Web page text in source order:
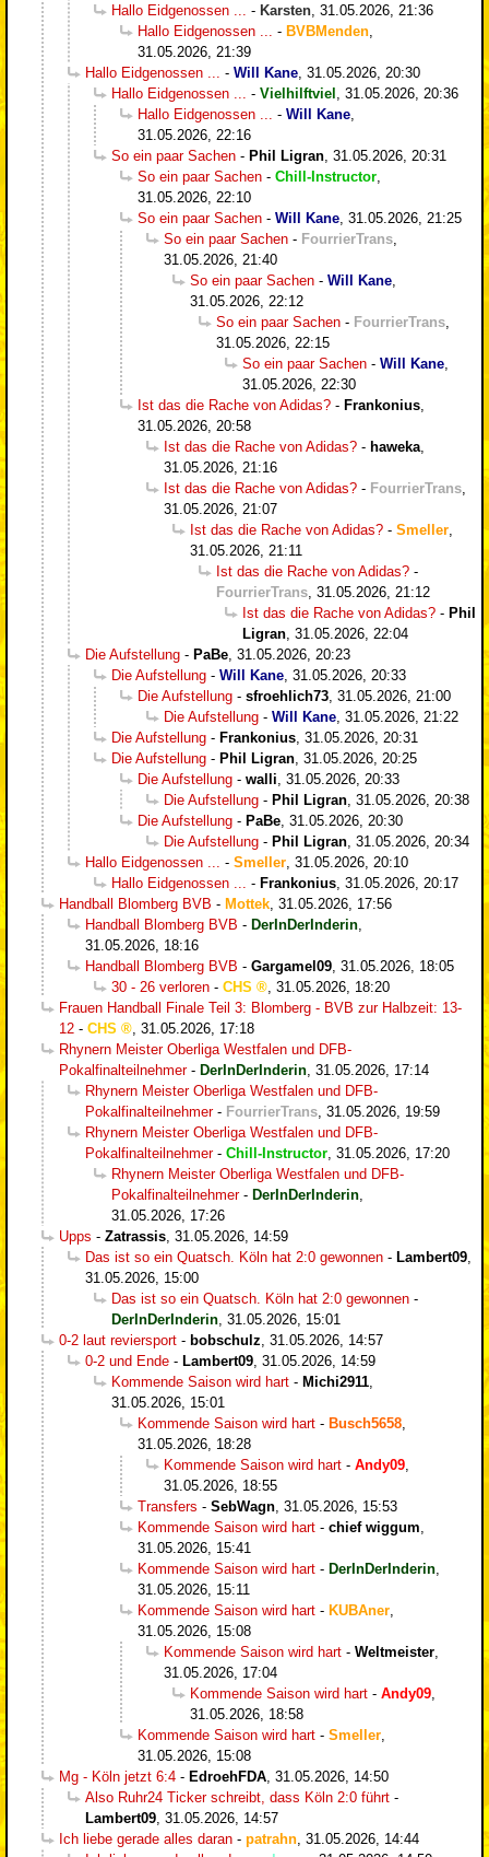
Hallo Eidgenossen ...
- Karsten 31.05.2026, 21:36
Hallo Eidgenossen ...
- BVBMenden
31.05.2026, 21:39
Hallo Eidgenossen ...
- Will Kane 31.05.2026, 20:30
Hallo Eidgenossen ...
- Vielhilftviel
31.05.2026, 20:36
Hallo Eidgenossen ...
- Will Kane
31.05.2026, 22:16
So ein paar Sachen - Phil Ligran 31.05.2026, 20:31
So ein paar Sachen - Chill-Instructor
31.05.2026, 22:10
So ein paar Sachen - Will Kane 31.05.2026, 21:25
So ein paar Sachen - FourrierTrans
31.05.2026, 21:40
So ein paar Sachen - Will Kane
31.05.2026, 22:12
So ein paar Sachen - FourrierTrans
31.05.2026, 22:15
So ein paar Sachen - Will Kane
31.05.2026, 22:30
Ist das die Rache von Adidas? - Frankonius
31.05.2026, 20:58
Ist das die Rache von Adidas? - haweka
31.05.2026, 21:16
Ist das die Rache von Adidas? - FourrierTrans
31.05.2026, 21:07
Ist das die Rache von Adidas? - Smeller
31.05.2026, 21:11
Ist das die Rache von Adidas? -
FourrierTrans 31.05.2026, 21:12
Ist das die Rache von Adidas? - Phil
Ligran 31.05.2026, 22:04
Die Aufstellung - PaBe 31.05.2026, 20:23
Die Aufstellung - Will Kane 31.05.2026, 20:33
Die Aufstellung - sfroehlich73 31.05.2026, 21:00
Die Aufstellung - Will Kane 31.05.2026, 21:22
Die Aufstellung - Frankonius 31.05.2026, 20:31
Die Aufstellung - Phil Ligran 31.05.2026, 20:25
Die Aufstellung - walli 31.05.2026, 20:33
Die Aufstellung - Phil Ligran 31.05.2026, 20:38
Die Aufstellung - PaBe 31.05.2026, 20:30
Die Aufstellung - Phil Ligran 31.05.2026, 20:34
Hallo Eidgenossen ...
- Smeller 31.05.2026, 20:10
Hallo Eidgenossen ...
- Frankonius 31.05.2026, 20:17
Handball Blomberg BVB - Mottek 31.05.2026, 17:56
Handball Blomberg BVB - DerInDerInderin
31.05.2026, 18:16
Handball Blomberg BVB - Gargamel09 31.05.2026, 18:05
30 - 26 verloren - CHS
31.05.2026, 18:20
Frauen Handball Finale Teil 3: Blomberg - BVB zur Halbzeit: 13-
12 - CHS
31.05.2026, 17:18
Rhynern Meister Oberliga Westfalen und DFB-
Pokalfinalteilnehmer- DerInDerInderin 31.05.2026, 17:14
Rhynern Meister Oberliga Westfalen und DFB-
Pokalfinalteilnehmer- FourrierTrans 31.05.2026, 19:59
Rhynern Meister Oberliga Westfalen und DFB-
Pokalfinalteilnehmer- Chill-Instructor 31.05.2026, 17:20
Rhynern Meister Oberliga Westfalen und DFB-
Pokalfinalteilnehmer- DerInDerInderin
31.05.2026, 17:26
Upps - Zatrassis 31.05.2026, 14:59
Das ist so ein Quatsch. Köln hat 2:0 gewonnen - Lambert09
31.05.2026, 15:00
Das ist so ein Quatsch. Köln hat 2:0 gewonnen -
DerInDerInderin 31.05.2026, 15:01
0-2 laut reviersport - bobschulz 31.05.2026, 14:57
0-2 und Ende - Lambert09 31.05.2026, 14:59
Kommende Saison wird hart - Michi2911
31.05.2026, 15:01
Kommende Saison wird hart - Busch5658
31.05.2026, 18:28
Kommende Saison wird hart - Andy09
31.05.2026, 18:55
Transfers - SebWagn 31.05.2026, 15:53
Kommende Saison wird hart - chief wiggum
31.05.2026, 15:41
Kommende Saison wird hart - DerInDerInderin
31.05.2026, 15:11
Kommende Saison wird hart - KUBAner
31.05.2026, 15:08
Kommende Saison wird hart - Weltmeister
31.05.2026, 17:04
Kommende Saison wird hart - Andy09
31.05.2026, 18:58
Kommende Saison wird hart - Smeller
31.05.2026, 15:08
Mg - Köln jetzt 6:4 - EdroehFDA 31.05.2026, 14:50
Also Ruhr24 Ticker schreibt, dass Köln 2:0 führt -
Lambert09 31.05.2026, 14:57
Ich liebe gerade alles daran - patrahn 31.05.2026, 14:44